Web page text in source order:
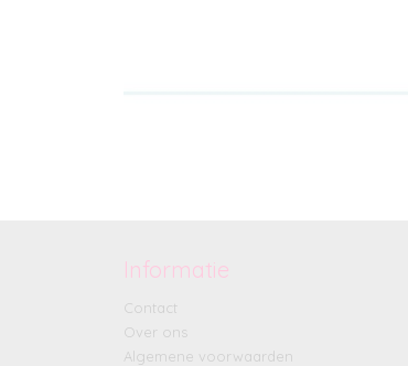
Informatie
Contact
Over ons
Algemene voorwaarden